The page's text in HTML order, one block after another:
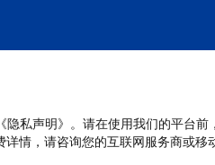
私声明》。请在使用我们的平台前
情，请咨询您的互联网服务商或移